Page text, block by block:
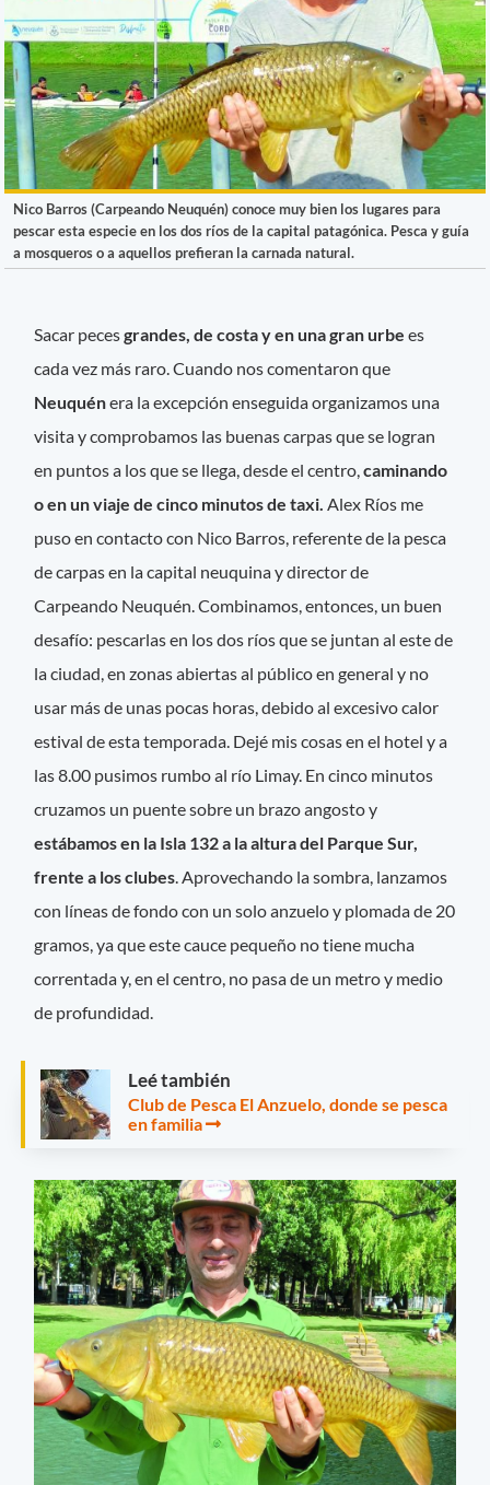
Nico Barros (Carpeando Neuquén) conoce muy bien los lugares para
pescar esta especie en los dos ríos de la capital patagónica. Pesca y guía
a mosqueros o a aquellos prefieran la carnada natural.
Sacar pecesgrandes, de costa y en una gran urbees
cada vez más raro. Cuando nos comentaron que
Neuquénera la excepción enseguida organizamos una
visita y comprobamos las buenas carpas que se logran
en puntos a los que se llega, desde el centro,caminando
o en un viaje de cinco minutos de taxi. Alex Ríos me
puso en contacto con Nico Barros, referente de la pesca
de carpas en la capital neuquina y director de
Carpeando Neuquén. Combinamos, entonces, un buen
desafío: pescarlas en los dos ríos que se juntan al este de
la ciudad, en zonas abiertas al público en general y no
usar más de unas pocas horas, debido al excesivo calor
estival de esta temporada. Dejé mis cosas en el hotel y a
las 8.00 pusimos rumbo al río Limay. En cinco minutos
cruzamos un puente sobre un brazo angosto y
estábamos en la Isla 132 a la altura del Parque Sur,
frente a los clubes . Aprovechando la sombra, lanzamos
con líneas de fondo con un solo anzuelo y plomada de 20
gramos, ya que este cauce pequeño no tiene mucha
correntada y, en el centro, no pasa de un metro y medio
de profundidad.
Leé también
Club de Pesca El Anzuelo, donde se pesca
en familia